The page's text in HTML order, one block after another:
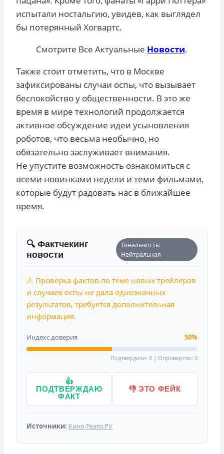
испытали ностальгию, увидев, как выглядел
бы потерянный Хогвартс.
Смотрите Все Актуальные Новости.
Также стоит отметить, что в Москве
зафиксированы случаи оспы, что вызывает
беспокойство у общественности. В это же
время в мире технологий продолжается
активное обсуждение идеи усыновления
роботов, что весьма необычно, но
обязательно заслуживает внимания.
Не упустите возможность ознакомиться с
всеми новинками недели и теми фильмами,
которые будут радовать нас в ближайшее
время.
🔍 Фактчекинг
новости
Тональность:
Нейтральная
⚠️ Проверка фактов по теме новых трейлеров
и случаев оспы не дала однозначных
результатов, требуется дополнительная
информация.
Индекс доверия 50%
Подтвердили: 0 | Опровергли: 0
👍
ПОДТВЕРЖДАЮ
ФАКТ
👎 ЭТО ФЕЙК
Источники: Кино-Театр.РУ